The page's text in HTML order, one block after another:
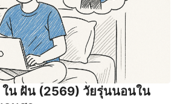
ใน ฝัน (2569) วัยรุ่นนอนใน